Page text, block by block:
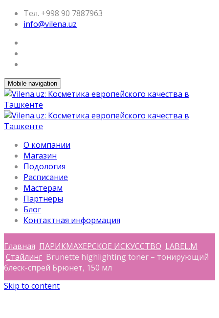
Тел. +998 90 7887963
info@vilena.uz
Mobile navigation
О компании
Магазин
Подология
Расписание
Мастерам
Партнеры
Блог
Контактная информация
Главная ПАРИКМАХЕРСКОЕ ИСКУССТВО LABEL.M
Стайлинг Brunette highlighting toner – тонирующий
блеск-спрей Брюнет, 150 мл
Skip to content